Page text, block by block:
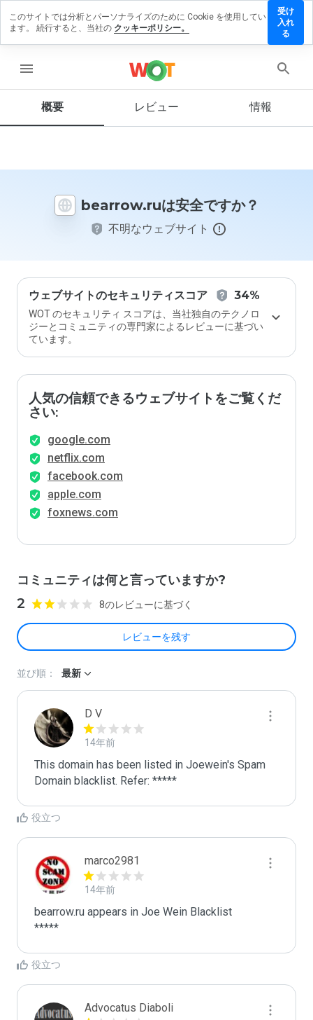
menu
概要 レビュー 情報
bearrow.ruは安全ですか？
不明なウェブサイト
ウェブサイトのセキュリティスコア 34%
WOT のセキュリティ スコアは、当社独自のテクノロ
ジーとコミュニティの専門家によるレビューに基づい
ています。
人気の信頼できるウェブサイトをご覧くだ
さい:
google.com
netflix.com
facebook.com
apple.com
foxnews.com
コミュニティは何と言っていますか?
2 8のレビューに基づく
レビューを残す
ビュ
残す
この
イト
価し
ます
か？
並び順： 最新
D V
14年前
This domain has been listed in Joewein's Spam
Domain blacklist. Refer: *****
役立つ
marco2981
14年前
bearrow.ru appears in Joe Wein Blacklist
*****
役立つ
Advocatus Diaboli
このサイトでは分析とパーソナライズのために Cookie を使用してい
ます。 続行すると、当社の クッキーポリシー。
受け
入れ
る